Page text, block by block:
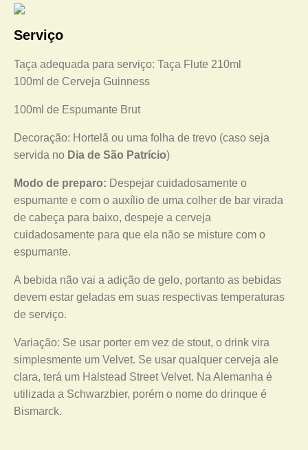
Serviço
Taça adequada para serviço: Taça Flute 210ml
100ml de Cerveja Guinness
100ml de Espumante Brut
Decoração: Hortelã ou uma folha de trevo (caso seja
servida no Dia de São Patrício)
Modo de preparo: Despejar cuidadosamente o
espumante e com o auxílio de uma colher de bar virada
de cabeça para baixo, despeje a cerveja
cuidadosamente para que ela não se misture com o
espumante.
A bebida não vai a adição de gelo, portanto as bebidas
devem estar geladas em suas respectivas temperaturas
de serviço.
Variação: Se usar porter em vez de stout, o drink vira
simplesmente um Velvet. Se usar qualquer cerveja ale
clara, terá um Halstead Street Velvet. Na Alemanha é
utilizada a Schwarzbier, porém o nome do drinque é
Bismarck.